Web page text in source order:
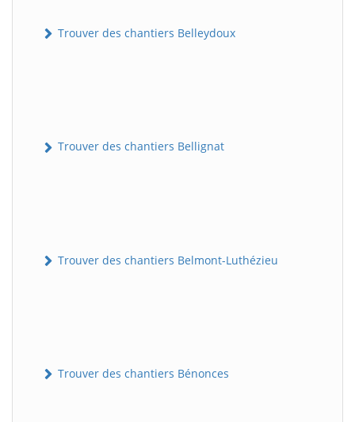
Trouver des chantiers Belleydoux
Trouver des chantiers Bellignat
Trouver des chantiers Belmont-Luthézieu
Trouver des chantiers Bénonces